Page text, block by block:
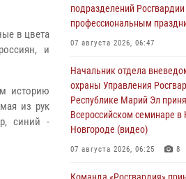
в цвета
и
историю
из рук
синий -
подразделений Росгвардии
профессиональным
07 августа 2026, 06:47
Начальник отдела
охраны Управления
Республике Марий Эл
Всероссийском семинаре
Новгороде (видео)
07 августа 2026, 06:25 8